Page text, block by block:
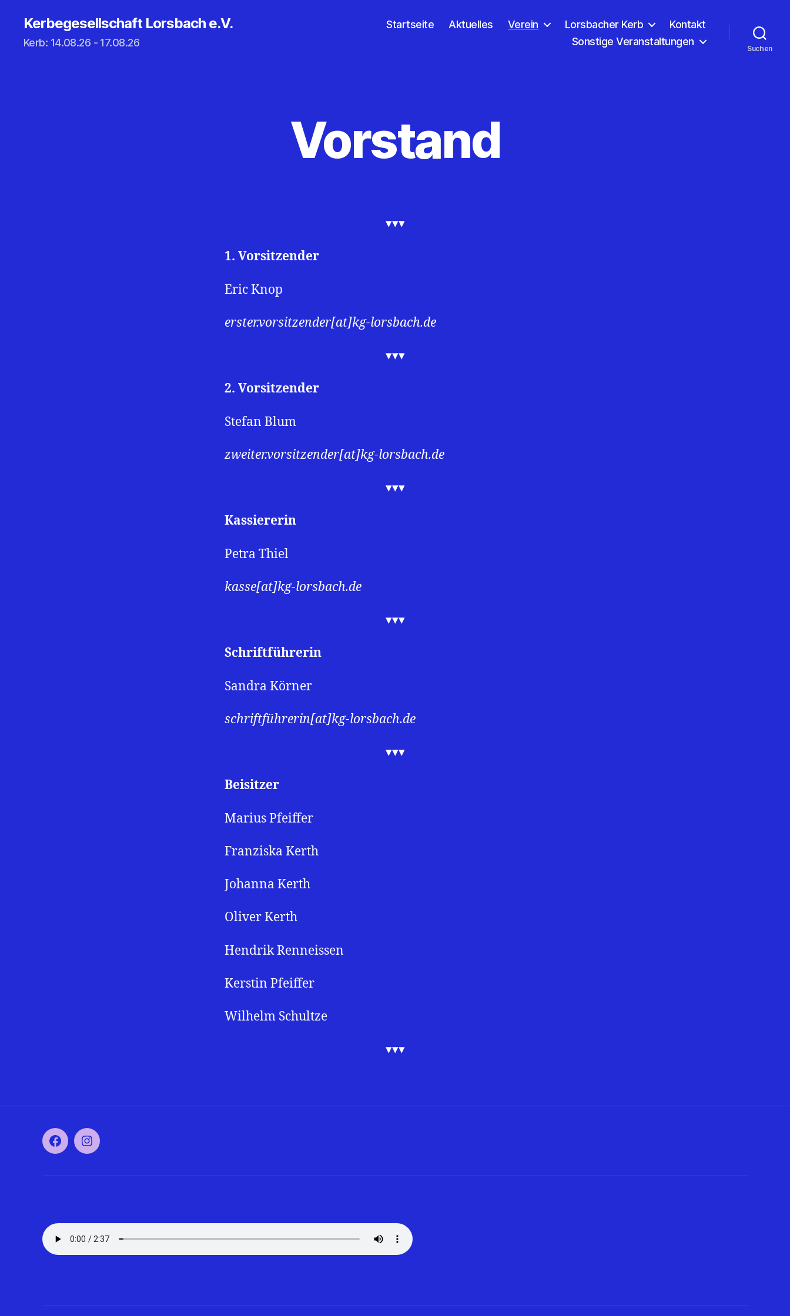
Kerbegesellschaft Lorsbach e.V.
Kerb: 14.08.26 - 17.08.26
Startseite Aktuelles Verein Lorsbacher Kerb
Kontakt
Sonstige Veranstaltungen
Suchen
Vorstand
▾▾▾
1. Vorsitzender
Eric Knop
erster.vorsitzender[at]kg-lorsbach.de
▾▾▾
2. Vorsitzender
Stefan Blum
zweiter.vorsitzender[at]kg-lorsbach.de
▾▾▾
Kassiererin
Petra Thiel
kasse[at]kg-lorsbach.de
▾▾▾
Schriftführerin
Sandra Körner
schriftführerin[at]kg-lorsbach.de
▾▾▾
Beisitzer
Marius Pfeiffer
Franziska Kerth
Johanna Kerth
Oliver Kerth
Hendrik Renneissen
Kerstin Pfeiffer
Wilhelm Schultze
▾▾▾
FacebookInstagram